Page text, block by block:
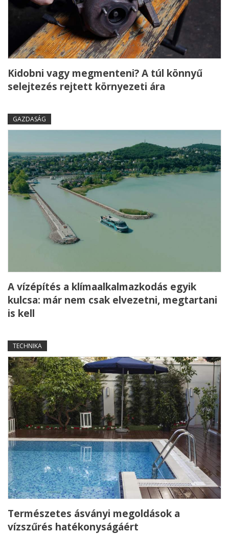
Kidobni vagy megmenteni? A túl könnyű
selejtezés rejtett környezeti ára
GAZDASÁG
A vízépítés a klímaalkalmazkodás egyik
kulcsa: már nem csak elvezetni, megtartani
is kell
TECHNIKA
Természetes ásványi megoldások a
vízszűrés hatékonyságáért